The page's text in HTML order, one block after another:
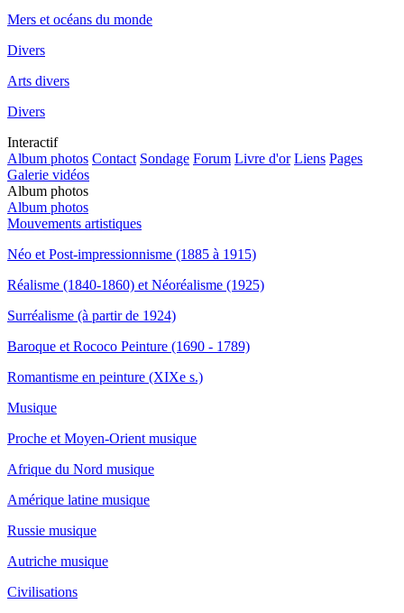
Mers et océans du monde
Divers
Arts divers
Divers
Interactif
Album photos Contact Sondage Forum Livre d'or Liens Pages
Galerie vidéos
Album photos
Album photos
Mouvements artistiques
Néo et Post-impressionnisme (1885 à 1915)
Réalisme (1840-1860) et Néoréalisme (1925)
Surréalisme (à partir de 1924)
Baroque et Rococo Peinture (1690 - 1789)
Romantisme en peinture (XIXe s.)
Musique
Proche et Moyen-Orient musique
Afrique du Nord musique
Amérique latine musique
Russie musique
Autriche musique
Civilisations